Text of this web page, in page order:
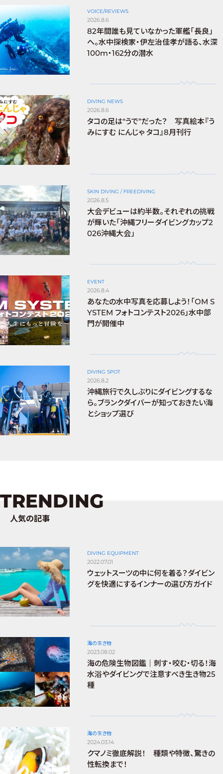
VOICE/REVIEWS
2026.8.6
82年間誰も見ていなかった軍艦「長良」
へ。水中探検家・伊左治佳孝が語る、水深
100m・162分の潜水
DIVING NEWS
2026.8.6
タコの足は“うで”だった？ 写真絵本『う
みにすむ にんじゃ タコ』8月刊行
SKIN DIVING / FREEDIVING
2026.8.5
大会デビューは約半数。それぞれの挑戦
が輝いた「沖縄フリーダイビングカップ2
026沖縄大会」
EVENT
2026.8.4
あなたの水中写真を応募しよう！「OM S
YSTEM フォトコンテスト2026」水中部
門が開催中
DIVING SPOT
2026.8.2
沖縄旅行で久しぶりにダイビングするな
ら。ブランクダイバーが知っておきたい海
とショップ選び
TRENDING
人気の記事
DIVING EQUIPMENT
2022.07.01
ウェットスーツの中に何を着る？ダイビン
グを快適にするインナーの選び方ガイド
海の生き物
2023.08.02
海の危険生物図鑑｜刺す・咬む・切る！海
水浴やダイビングで注意すべき生き物25
種
海の生き物
2024.03.14
クマノミ徹底解説！ 種類や特徴、驚きの
性転換まで！